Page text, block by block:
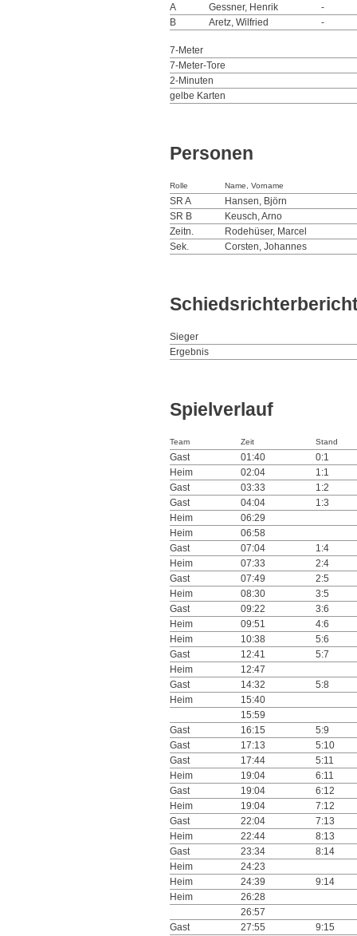
A
Gessner, Henrik
-
B
Aretz, Wilfried -
7-Meter
7-Meter-Tore
2-Minuten
gelbe Karten
Personen
Rolle Name, Vorname
SR A
Hansen, Björn
SR B
Keusch, Arno
Zeitn.
Rodehüser, Marcel
Sek.
Corsten, Johannes
Sieger
Ergebnis
Spielverlauf
Team Zeit Stand
Gast 01:40
0:1
Heim
02:04
1:1
Gast
03:33
1:2
Gast
04:04
1:3
Heim
06:29
Heim
06:58
Gast
07:04
1:4
Heim
07:33
2:4
Gast
07:49
2:5
Heim
08:30
3:5
Gast
09:22
3:6
Heim
09:51
4:6
Heim
10:38
5:6
Gast
12:41
5:7
Heim
12:47
Gast
14:32
5:8
Heim
15:40
15:59
Gast
16:15
5:9
Gast
17:13
5:10
Gast
17:44
5:11
Heim
19:04
6:11
Gast
19:04
6:12
Heim
19:04
7:12
Gast
22:04
7:13
Heim
22:44
8:13
Gast
23:34
8:14
Heim
24:23
Heim
24:39
9:14
Heim
26:28
26:57
Gast
27:55
9:15